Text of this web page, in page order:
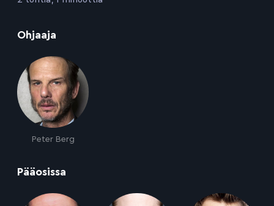
Ohjaaja
Peter Berg
Pääosissa